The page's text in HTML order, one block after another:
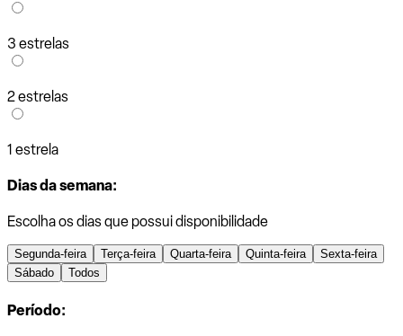
3 estrelas
2 estrelas
1 estrela
Dias da semana:
Escolha os dias que possui disponibilidade
Segunda-feira Terça-feira Quarta-feira Quinta-feira
Sexta-feira
Sábado
Todos
Período: